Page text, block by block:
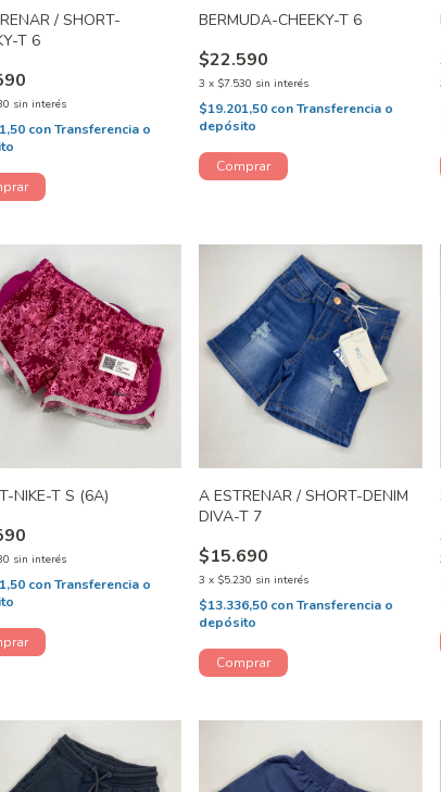
/ SHORT-
T 6
sin interés
con Transferencia o
BERMUDA-CHEEKY-T 6
$22.590
3 x $7.530 sin interés
$19.201,50 con Transferencia o
depósito
NIKE-T S (6A)
sin interés
con Transferencia o
A ESTRENAR / SHORT-DENIM
DIVA-T 7
$15.690
3 x $5.230 sin interés
$13.336,50 con Transferencia o
depósito